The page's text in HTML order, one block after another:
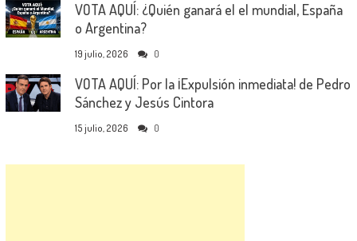
VOTA AQUÍ: ¿Quién ganará el el mundial, España
o Argentina?
19 julio, 2026 0
VOTA AQUÍ: Por la ¡Expulsión inmediata! de Pedro
Sánchez y Jesús Cintora
15 julio, 2026 0